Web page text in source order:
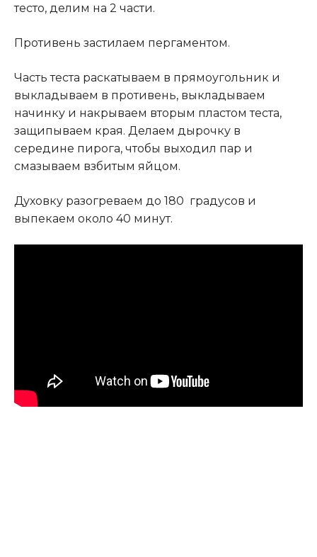
тесто, делим на 2 части.
Противень застилаем пергаментом.
Часть теста раскатываем в прямоугольник и
выкладываем в противень, выкладываем
начинку и накрываем вторым пластом теста,
защипываем края. Делаем дырочку в
середине пирога, чтобы выходил пар и
смазываем взбитым яйцом.
Духовку разогреваем до 180 градусов и
выпекаем около 40 минут.